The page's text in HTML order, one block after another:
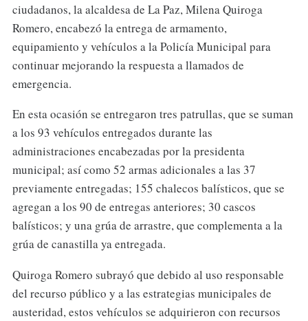
ciudadanos, la alcaldesa de La Paz, Milena Quiroga
Romero, encabezó la entrega de armamento,
equipamiento y vehículos a la Policía Municipal para
continuar mejorando la respuesta a llamados de
emergencia.
En esta ocasión se entregaron tres patrullas, que se suman
a los 93 vehículos entregados durante las
administraciones encabezadas por la presidenta
municipal; así como 52 armas adicionales a las 37
previamente entregadas; 155 chalecos balísticos, que se
agregan a los 90 de entregas anteriores; 30 cascos
balísticos; y una grúa de arrastre, que complementa a la
grúa de canastilla ya entregada.
Quiroga Romero subrayó que debido al uso responsable
del recurso público y a las estrategias municipales de
austeridad, estos vehículos se adquirieron con recursos